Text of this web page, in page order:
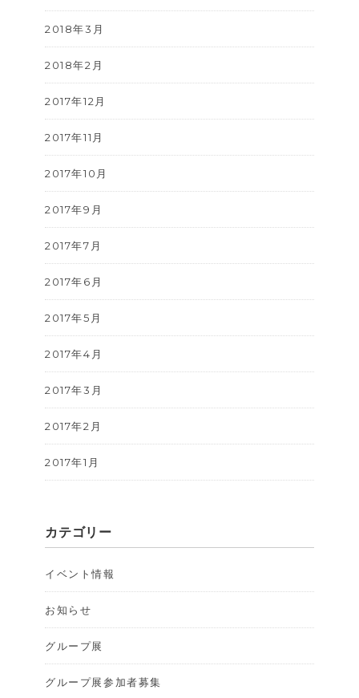
2018年3月
2018年2月
2017年12月
2017年11月
2017年10月
2017年9月
2017年7月
2017年6月
2017年5月
2017年4月
2017年3月
2017年2月
2017年1月
カテゴリー
イベント情報
お知らせ
グループ展
グループ展参加者募集